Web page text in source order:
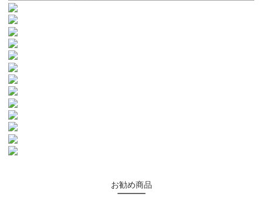
お勧め商品